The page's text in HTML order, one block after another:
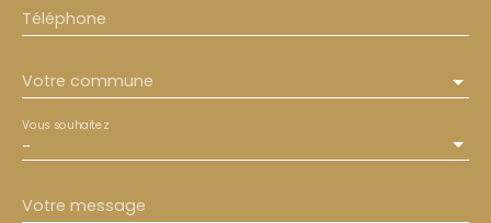
Téléphone
Votre commune
-
Vous souhaitez
Votre message